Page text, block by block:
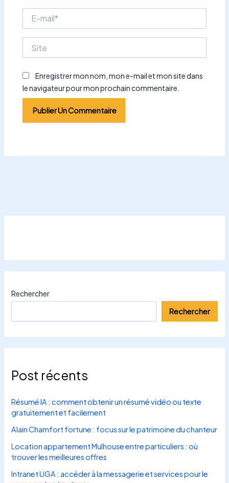
mail*
Enregistrer mon nom, mon e-mail et mon site dans
le navigateur pour mon prochain commentaire.
Rechercher
Rechercher
Post récents
Résumé IA : comment obtenir un résumé vidéo ou texte
gratuitement et facilement
Alain Chamfort fortune : focus sur le patrimoine du chanteur
Location appartement Mulhouse entre particuliers : où
trouver les meilleures offres
Intranet UGA : accéder à la messagerie et services pour le